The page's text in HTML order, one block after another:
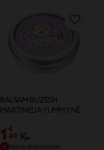
BALSAM BUZËSH
MARTINELIA YUMMY NË
1 €
49
NUK KA NË DISPOZICION